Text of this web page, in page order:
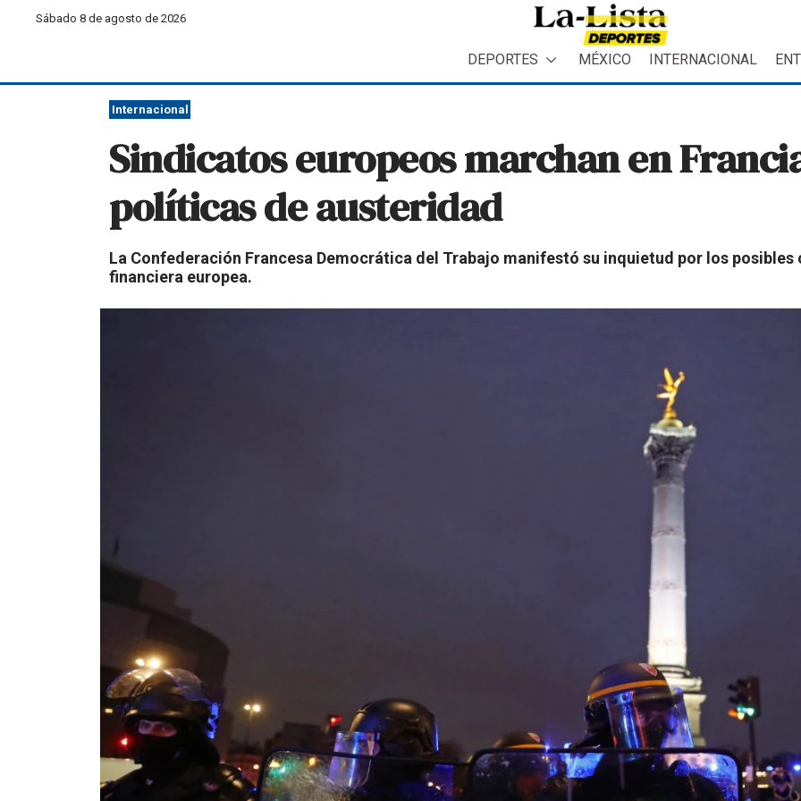
Sábado 8 de agosto de 2026
DEPORTES MÉXICO INTERNACIONAL
Internacional
Sindicatos europeos marchan en
políticas de austeridad
La Confederación Francesa Democrática del Trabajo manifestó su inquietud por los posibles
financiera europea.